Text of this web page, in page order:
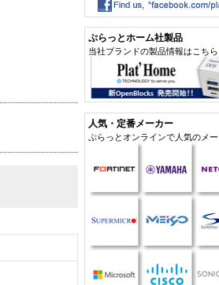
ぷらっとホーム社製品
当社ブランドの製品情報はこちら
人気・定番メーカー
ぷらっとオンラインで人気のメー